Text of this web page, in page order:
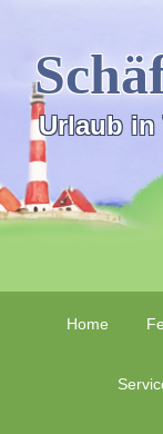
Urlaub in
Home